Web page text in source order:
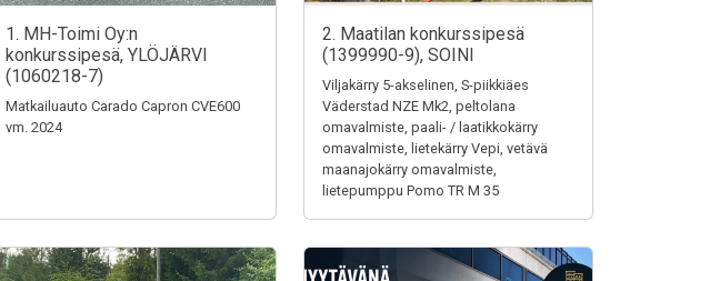
1. MH-Toimi Oy:n
konkurssipesä, YLÖJÄRVI
(1060218-7)
Matkailuauto Carado Capron CVE600
vm. 2024
2. Maatilan konkurssipesä
(1399990-9), SOINI
Viljakärry 5-akselinen, S-piikkiäes
Väderstad NZE Mk2, peltolana
omavalmiste, paali- / laatikkokärry
omavalmiste, lietekärry Vepi, vetävä
maanajokärry omavalmiste,
lietepumppu Pomo TR M 35